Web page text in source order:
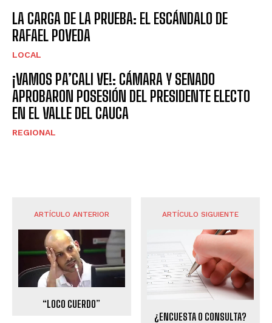
LA CARGA DE LA PRUEBA: EL ESCÁNDALO DE
RAFAEL POVEDA
LOCAL
¡VAMOS PA’CALI VE!: CÁMARA Y SENADO
APROBARON POSESIÓN DEL PRESIDENTE ELECTO
EN EL VALLE DEL CAUCA
REGIONAL
ARTÍCULO ANTERIOR
“LOCO CUERDO”
ARTÍCULO SIGUIENTE
¿ENCUESTA O CONSULTA?